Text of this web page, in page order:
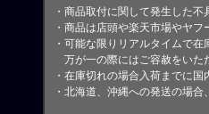
・商品取付に関して発生した
・商品は店頭や楽天市場やヤ
・可能な限りリアルタイムで
万が一の際にはご容赦をいた
・在庫切れの場合入荷までに
・北海道、沖縄への発送の場